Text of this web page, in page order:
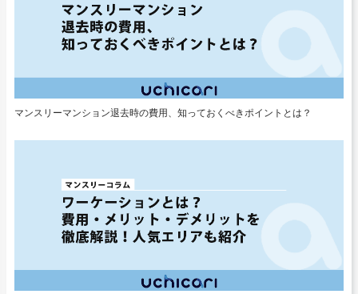
マンスリーマンション退去時の費用、知っておくべきポイントとは？